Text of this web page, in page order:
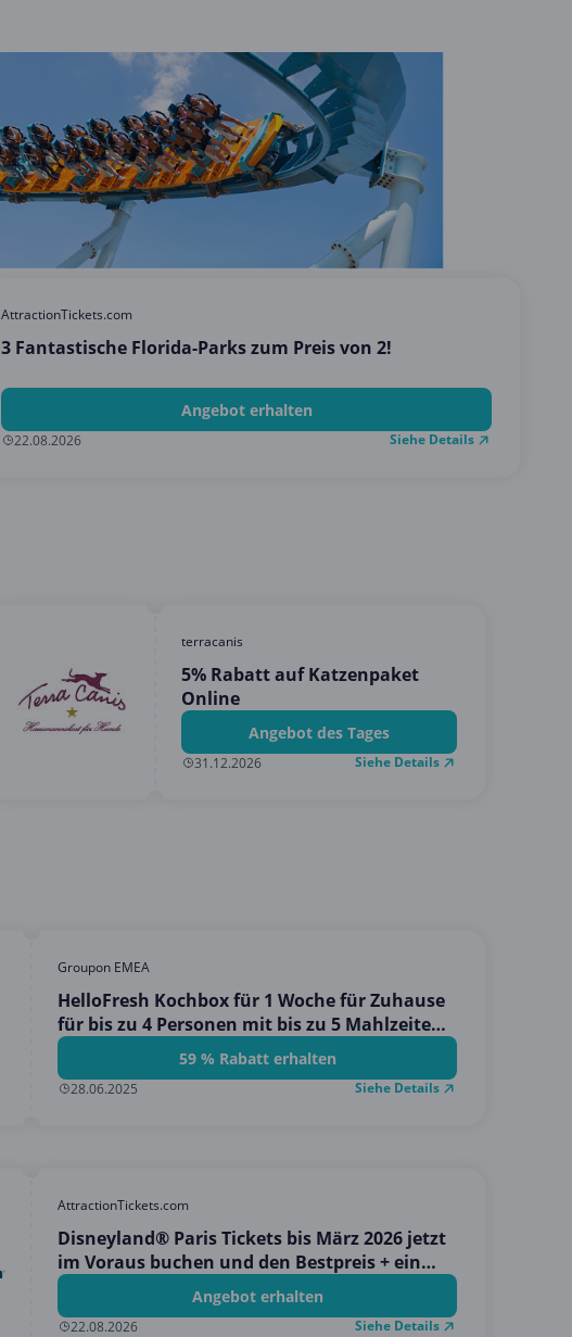
AttractionTickets.com
3 Fantastische Florida-Parks zum Preis von 2!
Angebot erhalten
22.08.2026 Siehe Details
terracanis
5% Rabatt auf Katzenpaket
Online
Angebot des Tages
31.12.2026 Siehe Details
Groupon EMEA
HelloFresh Kochbox für 1 Woche für Zuhause
für bis zu 4 Personen mit bis zu 5 Mahlzeiten
(bis zu 59% sparen)59 % Rabatt erhalten
28.06.2025 Siehe Details
AttractionTickets.com
Disneyland® Paris Tickets bis März 2026 jetzt
im Voraus buchen und den Bestpreis + ein
kostenloses Geschenk erhalten!
Angebot erhalten
22.08.2026 Siehe Details